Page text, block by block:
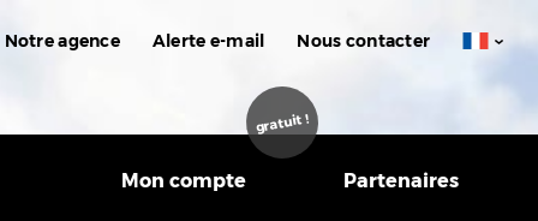
Notre agence Alerte e-mail Nous contacter
Mon compte
gratuit !
Partenaires